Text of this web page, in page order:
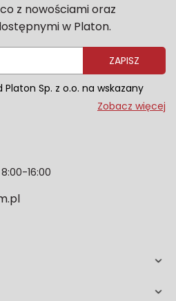
z nowościami oraz
w Platon.
ZAPISZ
Sp. z o.o. na wskazany
mail informacje marketingowe
znajdziesz w naszej
zgody nie wpłynie na
dokonanego przed
Zobacz więcej
16:00